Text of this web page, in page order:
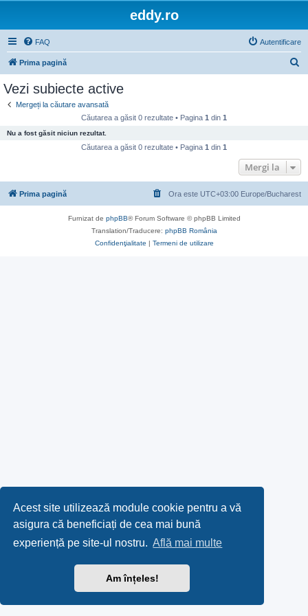
Acest site utilizează module cookie pentru a vă
asigura că beneficiați de cea mai bună
experiență pe site-ul nostru. Află mai multe
Am înțeles!
eddy.ro
FAQ Autentificare
Prima pagină
e
Vezi subiecte active
Mergeți la căutare avansată
Căutarea a găsit 0 rezultate • Pagina 1 din 1
Nu a fost găsit niciun rezultat.
Căutarea a găsit 0 rezultate • Pagina 1 din 1
Mergi la
Prima pagină Ora este UTC+03:00 Europe/Bucharest
Furnizat de phpBB® Forum Software © phpBB Limited
Translation/Traducere: phpBB România
Confidenţialitate | Termeni de utilizare